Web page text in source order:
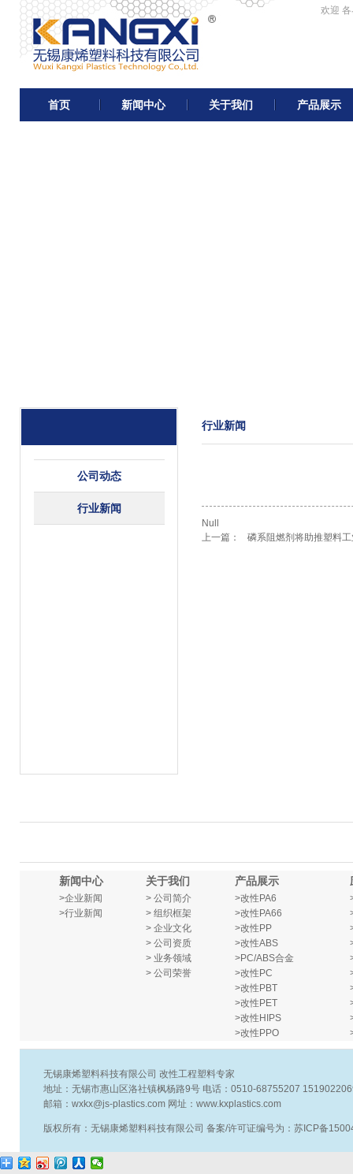
欢迎
首页 新闻中心 关于我们 产品展示
公司动态
行业新闻
行业新闻
Null
上一篇：
磷系阻燃剂将助推塑料
新闻中心
>企业新闻
>行业新闻
关于我们
> 公司简介
> 组织框架
> 企业文化
> 公司资质
> 业务领域
> 公司荣誉
产品展示
>改性PA6
>改性PA66
>改性PP
>改性ABS
>PC/ABS合金
>改性PC
>改性PBT
>改性PET
>改性HIPS
>改性PPO
无锡康烯塑料科技有限公司 改性工程塑料专家
地址：无锡市惠山区洛社镇枫杨路9号 电话：0510-68755207
邮箱：wxkx@js-plastics.com 网址：www.kxplastics.com
版权所有：无锡康烯塑料科技有限公司 备案/许可证编号为：苏ICP备